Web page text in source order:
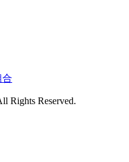
合
Rights Reserved.